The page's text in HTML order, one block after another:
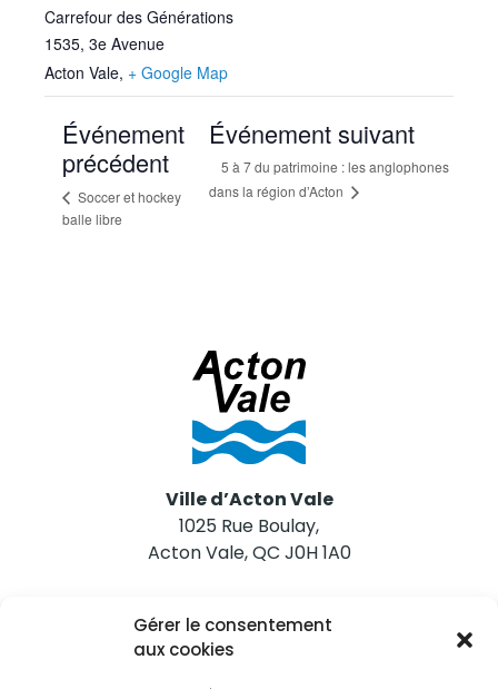
Gérer le consentement
aux cookies
Carrefour des Générations
1535, 3e Avenue
Acton Vale, + Google Map
Événement
précédent
Soccer et hockey
balle libre
Événement suivant
5 à 7 du patrimoine : les anglophones
dans la région d’Acton
Ville d’Acton Vale
1025 Rue Boulay,
Acton Vale, QC J0H 1A0
Nous joindre
Tél. 450 546-2703